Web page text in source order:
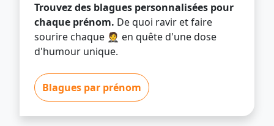
Trouvez des blagues personnalisées pour
chaque prénom. De quoi ravir et faire
sourire chaque 🤵 en quête d'une dose
d'humour unique.
Blagues par prénom